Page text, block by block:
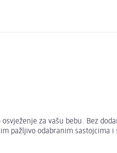
za vašu bebu. Bez
pažljivo odabranim sastojcima